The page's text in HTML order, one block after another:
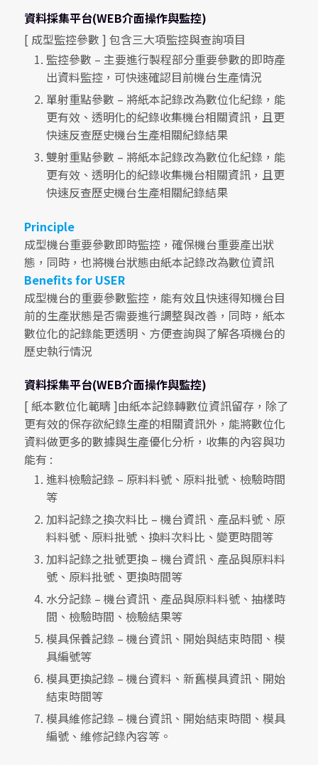
資料採集平台(WEB介面操作與監控)
[ 成型監控參數 ] 包含三大項監控與查詢項目
監控參數 – 主要進行製程部分重要參數的即時產
出資料監控，可快速確認目前機台生產情況
單射重點參數 – 將紙本記錄改為數位化紀錄，能
更有效、透明化的紀錄收集機台相關資訊，且更
快速反查歷史機台生產相關紀錄結果
雙射重點參數 – 將紙本記錄改為數位化紀錄，能
更有效、透明化的紀錄收集機台相關資訊，且更
快速反查歷史機台生產相關紀錄結果
Principle
成型機台重要參數即時監控，確保機台重要產出狀
態，同時，也將機台狀態由紙本記錄改為數位資訊
Benefits for USER
成型機台的重要參數監控，能有效且快速得知機台目
前的生產狀態是否需要進行調整與改善，同時，紙本
數位化的記錄能更透明、方便查詢與了解各項機台的
歷史執行情況
資料採集平台(WEB介面操作與監控)
[ 紙本數位化範疇 ]由紙本記錄轉數位資訊留存，除了
更有效的保存欲紀錄生產的相關資訊外，能將數位化
資料做更多的數據與生產優化分析，收集的內容與功
能有 :
進料檢驗記錄 – 原料料號、原料批號、檢驗時間
等
加料記錄之換次料比 – 機台資訊、產品料號、原
料料號、原料批號、換料次料比、變更時間等
加料記錄之批號更換 – 機台資訊、產品與原料料
號、原料批號、更換時間等
水分記錄 – 機台資訊、產品與原料料號、抽樣時
間、檢驗時間、檢驗結果等
模具保養記錄 – 機台資訊、開始與結束時間、模
具編號等
模具更換記錄 – 機台資料、新舊模具資訊、開始
結束時間等
模具維修記錄 – 機台資訊、開始結束時間、模具
編號、維修記錄內容等。